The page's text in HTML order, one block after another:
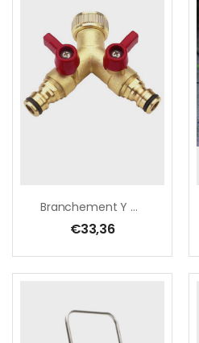
Branchement Y Avec 2 Mamelons – 3/4″
€33,36